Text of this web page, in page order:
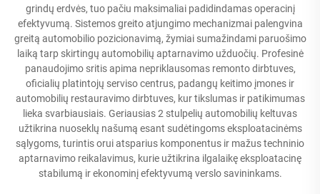
grindų erdvės, tuo pačiu maksimaliai padidindamas operacinį
efektyvumą. Sistemos greito atjungimo mechanizmai palengvina
greitą automobilio pozicionavimą, žymiai sumažindami paruošimo
laiką tarp skirtingų automobilių aptarnavimo užduočių. Profesinė
panaudojimo sritis apima nepriklausomas remonto dirbtuves,
oficialių platintojų serviso centrus, padangų keitimo įmones ir
automobilių restauravimo dirbtuves, kur tikslumas ir patikimumas
lieka svarbiausiais. Geriausias 2 stulpelių automobilių keltuvas
užtikrina nuoseklų našumą esant sudėtingoms eksploatacinėms
sąlygoms, turintis orui atsparius komponentus ir mažus techninio
aptarnavimo reikalavimus, kurie užtikrina ilgalaikę eksploatacinę
stabilumą ir ekonominį efektyvumą verslo savininkams.